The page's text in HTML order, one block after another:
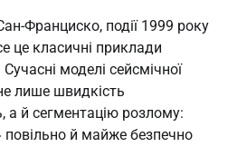
Франциско, події 1999 року
це класичні приклади
моделі сейсмічної
лише швидкість
а й сегментацію розлому:
повільно й майже безпечно